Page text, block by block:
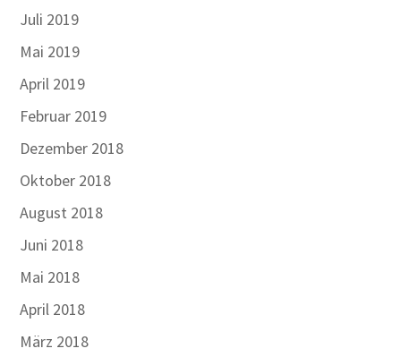
Juli 2019
Mai 2019
April 2019
Februar 2019
Dezember 2018
Oktober 2018
August 2018
Juni 2018
Mai 2018
April 2018
März 2018